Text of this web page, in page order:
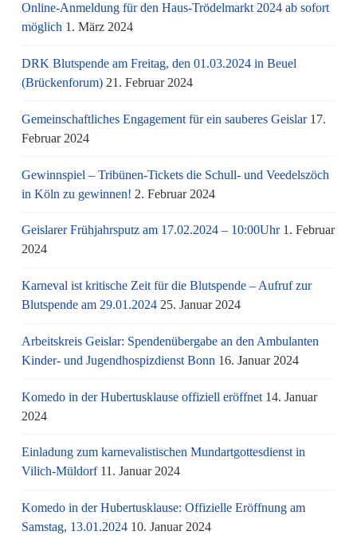
Online-Anmeldung für den Haus-Trödelmarkt 2024 ab sofort
möglich 1. März 2024
DRK Blutspende am Freitag, den 01.03.2024 in Beuel
(Brückenforum) 21. Februar 2024
Gemeinschaftliches Engagement für ein sauberes Geislar 17.
Februar 2024
Gewinnspiel – Tribünen-Tickets die Schull- und Veedelszöch
in Köln zu gewinnen! 2. Februar 2024
Geislarer Frühjahrsputz am 17.02.2024 – 10:00Uhr 1. Februar
2024
Karneval ist kritische Zeit für die Blutspende – Aufruf zur
Blutspende am 29.01.2024 25. Januar 2024
Arbeitskreis Geislar: Spendenübergabe an den Ambulanten
Kinder- und Jugendhospizdienst Bonn 16. Januar 2024
Komedo in der Hubertusklause offiziell eröffnet 14. Januar
2024
Einladung zum karnevalistischen Mundartgottesdienst in
Vilich-Müldorf 11. Januar 2024
Komedo in der Hubertusklause: Offizielle Eröffnung am
Samstag, 13.01.2024 10. Januar 2024